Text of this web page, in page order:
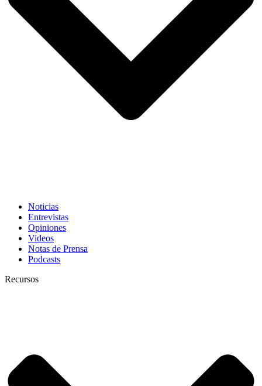
Noticias
Entrevistas
Opiniones
Videos
Notas de Prensa
Podcasts
Recursos